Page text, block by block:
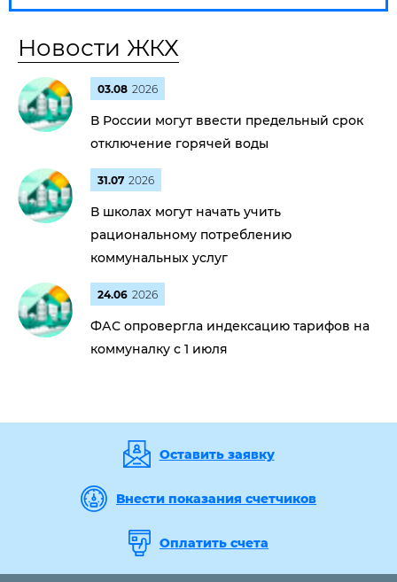
Новости ЖКХ
03.08 2026
В России могут ввести предельный срок
отключение горячей воды
31.07 2026
В школах могут начать учить
рациональному потреблению
коммунальных услуг
24.06 2026
ФАС опровергла индексацию тарифов на
коммуналку с 1 июля
Оставить заявку
Внести показания счетчиков
Оплатить счета